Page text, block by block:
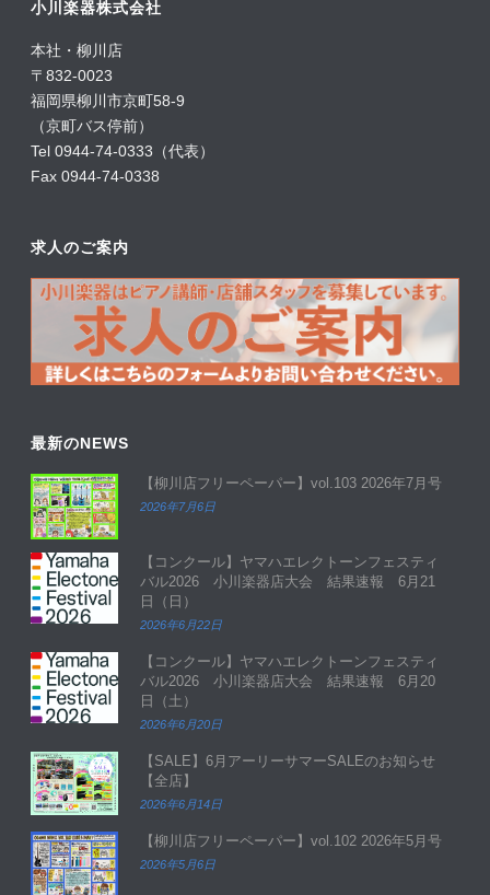
小川楽器株式会社
本社・柳川店
〒832-0023
福岡県柳川市京町58-9
（京町バス停前）
Tel 0944-74-0333（代表）
Fax 0944-74-0338
求人のご案内
最新のNEWS
【柳川店フリーペーパー】vol.103 2026年7月号
2026年7月6日
【コンクール】ヤマハエレクトーンフェスティ
バル2026 小川楽器店大会 結果速報 6月21
日（日）
2026年6月22日
【コンクール】ヤマハエレクトーンフェスティ
バル2026 小川楽器店大会 結果速報 6月20
日（土）
2026年6月20日
【SALE】6月アーリーサマーSALEのお知らせ
【全店】
2026年6月14日
【柳川店フリーペーパー】vol.102 2026年5月号
2026年5月6日